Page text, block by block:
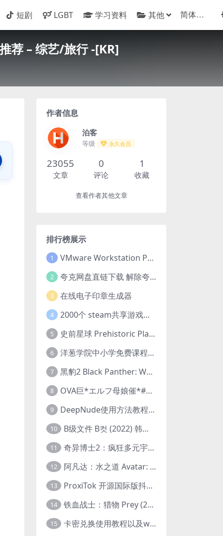
短剧 LGBT 学习资料 其他
荐 – 综艺/旅行 -[KR]
作者信息
泊客
等级 永久会员
23055
文章
0
评论
1
收藏
查看作者其他文章
排行榜展示
1 VMware Workstation Pro 16 永久激活密钥(序列号)
2 夸克网盘直链下载 解除夸克网盘下载限制 油猴脚本
3 在线电子印章生成器
4 2000个 steam共享游戏账号 离线steam账号分享
5 史前星球 Prehistoric Planet (2022) 中字 1080p 高清 阿里云盘 2022.5.27已更新全集
6 洋葱学院中小学免费课程集合 云盘下载
7 黑豹2 Black Panther: Wakanda Forever (2022) 高清版
8 OVA巨*エルフ母娘催*#1エルフの国を蹂*する男。汚された女王と姫
9 DeepNude使用方法教程FAQ
10 B级文件 B컷 (2022) 韩国大尺度剧情电影 1080P 中字
11 奇异博士2：疯狂多元宇宙 Doctor Strange in the Multiverse of Madness (2022) 高清版1080p
12 阿凡达：水之道 Avatar: The Way of Water (2022) 1080p 2k 4k 中文字幕
13 ProxiTok 开源国际版抖音TikTok网页版 国内网络直连
14 铁血战士：猎物 Prey (2022) 中英字幕 1080P
15 卡密兑换使用教程以及windows使用教程